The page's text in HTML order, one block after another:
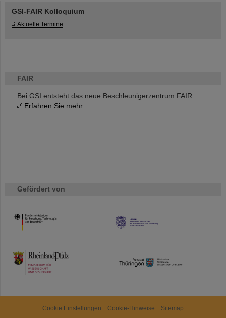
FAIR
Bei GSI entsteht das neue Beschleunigerzentrum FAIR.
Erfahren Sie mehr.
Gefördert von
HMWK
TMWWDG
GSI-FAIR Kolloquium
Aktuelle Termine
Cookie Einstellungen Cookie-Hinweise Sitemap